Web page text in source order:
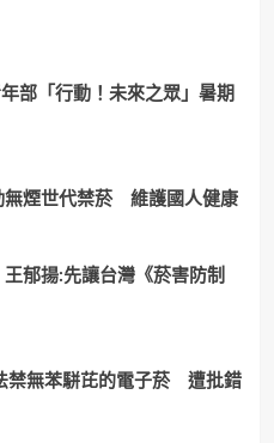
部「行動！未來之眾」暑期
無煙世代禁菸 維護國人健康
郁揚:先讓台灣《菸害防制
禁無苯駢芘的電子菸 遭批錯